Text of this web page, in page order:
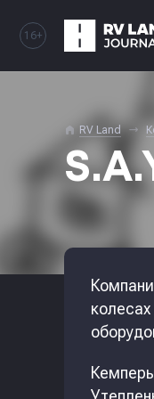
16+
home RV Land